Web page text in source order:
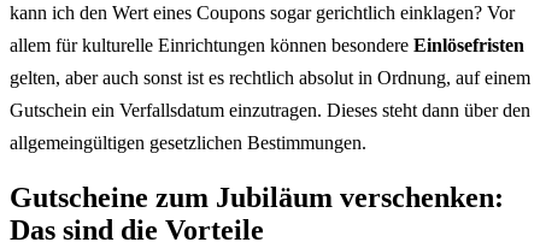
kann ich den Wert eines Coupons sogar gerichtlich einklagen? Vor
allem für kulturelle Einrichtungen können besondere Einlösefristen
gelten, aber auch sonst ist es rechtlich absolut in Ordnung, auf einem
Gutschein ein Verfallsdatum einzutragen. Dieses steht dann über den
allgemeingültigen gesetzlichen Bestimmungen.
Gutscheine zum Jubiläum verschenken:
Das sind die Vorteile